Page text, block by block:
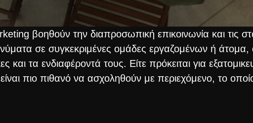
βοηθούν την διαπροσωπική επικοινωνία και τις
σε συγκεκριμένες ομάδες εργαζομένων ή άτομα,
και τα ενδιαφέροντά τους. Είτε πρόκειται για
είναι πιο πιθανό να ασχοληθούν με περιεχόμενο, το